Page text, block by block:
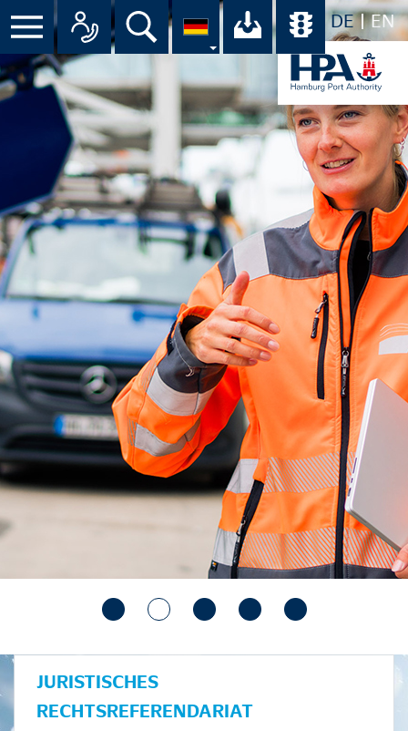
DE EN
Menü Alle Ansprechpartner im
Suche Ihr Download-
JURISTISCHES
RECHTSREFERENDARIAT